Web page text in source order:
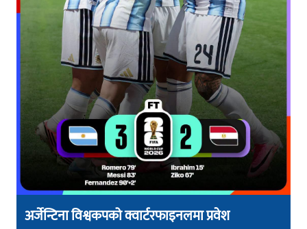
अर्जेन्टिना विश्वकपको क्वार्टरफाइनलमा प्रवेश